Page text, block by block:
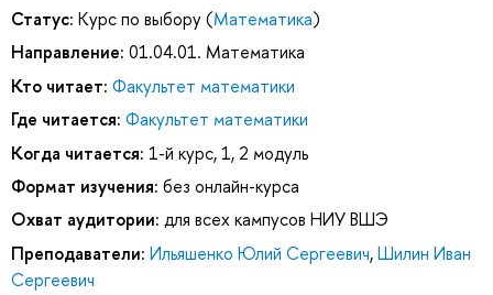
Статус: Курс по выбору (Математика)
Направление: 01.04.01. Математика
Кто читает: Факультет математики
Где читается: Факультет математики
Когда читается: 1-й курс, 1, 2 модуль
Формат изучения: без онлайн-курса
Охват аудитории: для всех кампусов НИУ ВШЭ
Преподаватели: Ильяшенко Юлий Сергеевич,Шилин Иван
Сергеевич